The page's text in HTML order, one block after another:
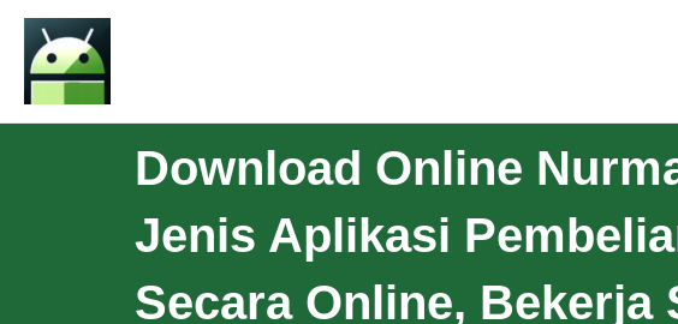
Download Online
Jenis Aplikasi
Secara Online, Bekerja